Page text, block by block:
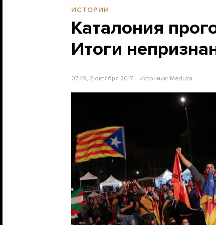
ИСТОРИИ
Каталония
Итоги
07:49, 2 октября 2017 Источник: Meduza